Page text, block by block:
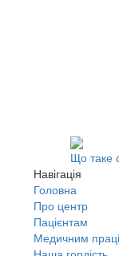
Що таке
Навігація
Головна
Про центр
Пацієнтам
Медичним